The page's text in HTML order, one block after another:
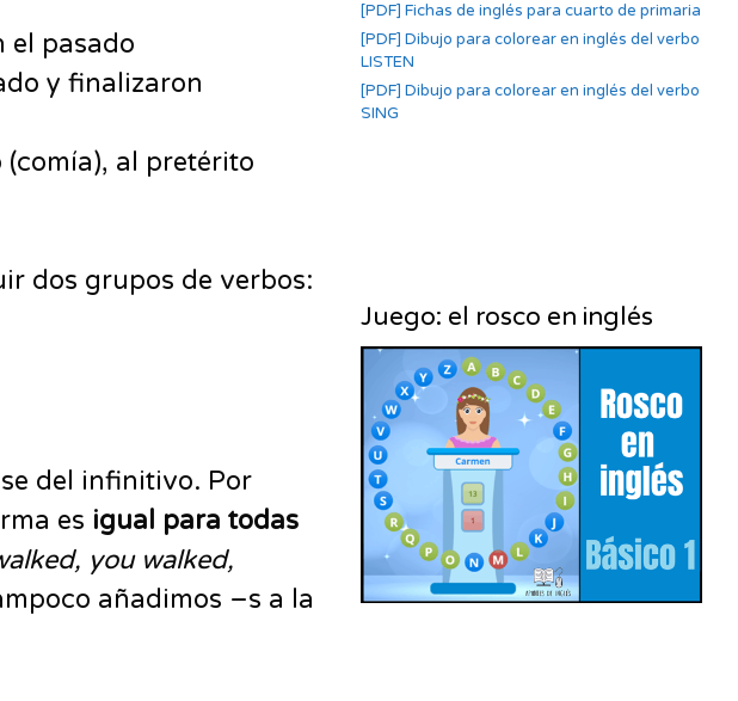
el pasado
y finalizaron
al pretérito
dos grupos de verbos:
del infinitivo. Por
es igual para todas
you walked,
añadimos –s a la
[PDF] Fichas de inglés para cuarto de primaria
[PDF] Dibujo para colorear en inglés del verbo
LISTEN
[PDF] Dibujo para colorear en inglés del verbo
SING
Juego: el rosco en inglés